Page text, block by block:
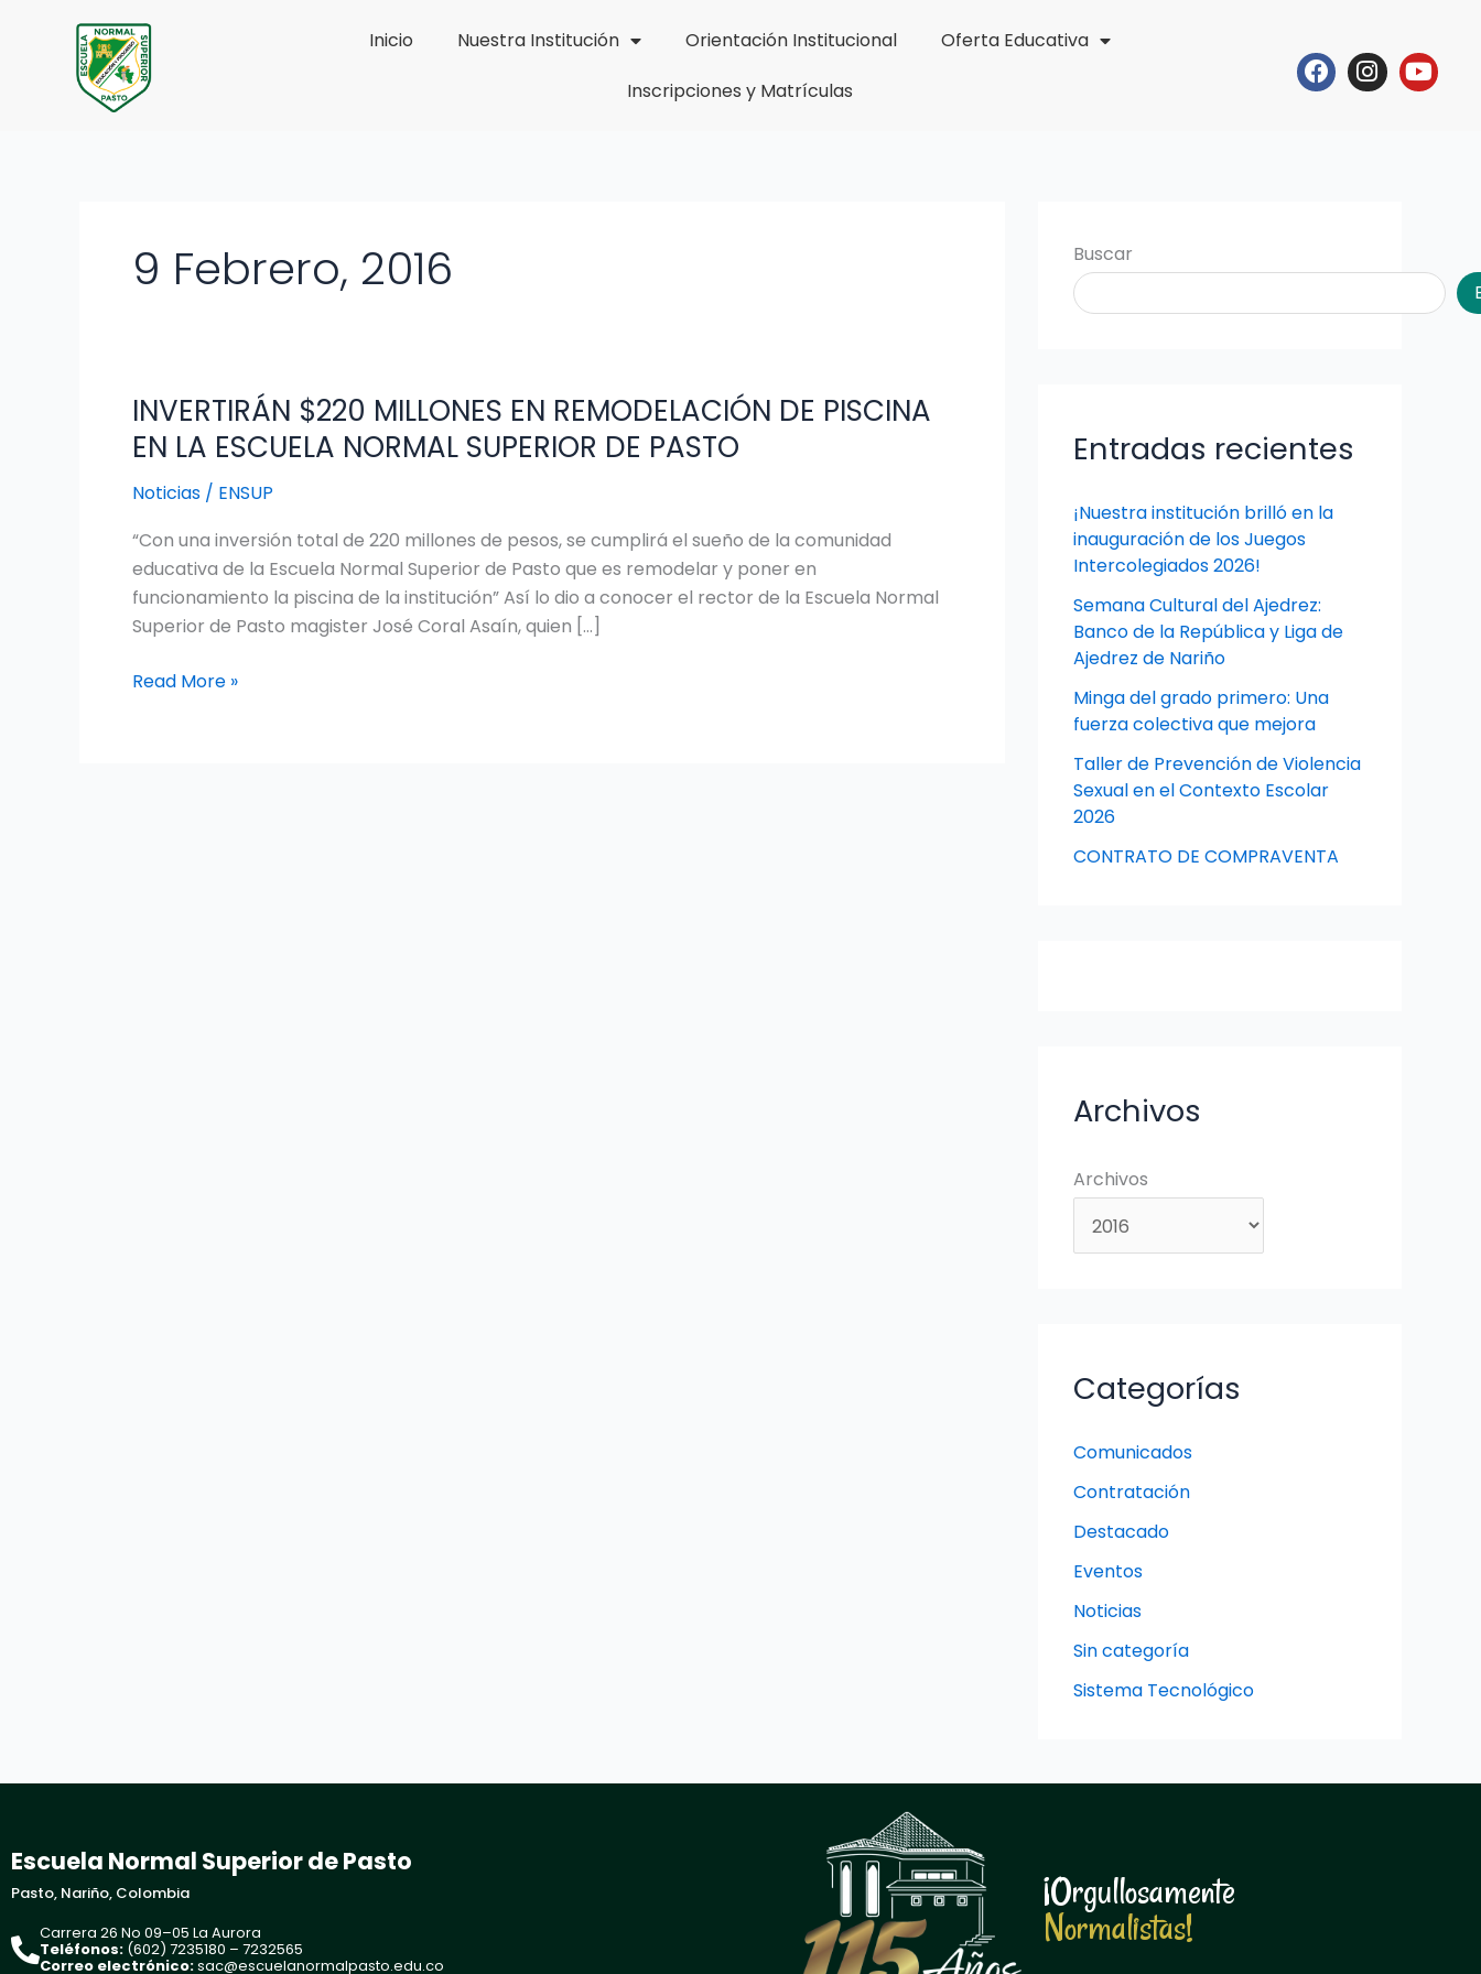
contenido
Inicio Nuestra Institución Orientación Institucional
Oferta Educativa
Inscripciones y Matrículas
Facebook
9 Febrero, 2016
INVERTIRÁN $220 MILLONES EN REMODELACIÓN DE PISCINA
EN LA ESCUELA NORMAL SUPERIOR DE PASTO
Noticias / ENSUP
“Con una inversión total de 220 millones de pesos, se cumplirá el sueño de la comunidad
educativa de la Escuela Normal Superior de Pasto que es remodelar y poner en
funcionamiento la piscina de la institución” Así lo dio a conocer el rector de la Escuela Normal
Superior de Pasto magister José Coral Asaín, quien […]
INVERTIRÁN
$220
MILLONES
EN
DE
PISCINA
EN
LA
NORMAL
Read More »
Buscar
Entradas recientes
¡Nuestra institución brilló en la
inauguración de los Juegos
Intercolegiados 2026!
Semana Cultural del Ajedrez:
Banco de la República y Liga de
Ajedrez de Nariño
Minga del grado primero: Una
fuerza colectiva que mejora
Taller de Prevención de Violencia
Sexual en el Contexto Escolar
2026
CONTRATO DE COMPRAVENTA
Archivos
Archivos
Categorías
Comunicados
Contratación
Destacado
Eventos
Noticias
Sin categoría
Sistema Tecnológico
Escuela Normal Superior de Pasto
Pasto, Nariño, Colombia
Carrera 26 No 09–05 La Aurora
Teléfonos: (602) 7235180 – 7232565
Correo electrónico:sac@escuelanormalpasto.edu.co
¡Orgullosamente
Normalistas!